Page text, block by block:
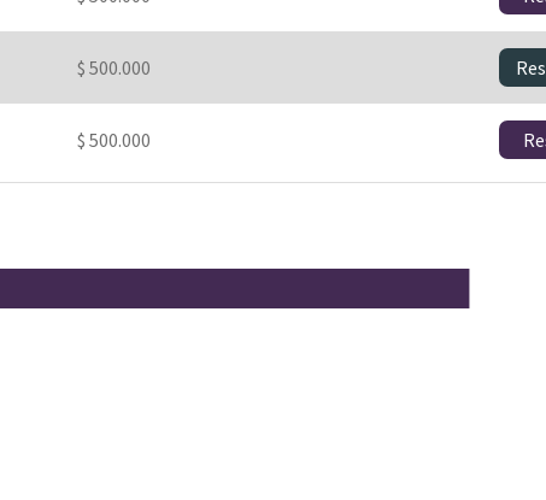
$ 500.000
$ 500.000